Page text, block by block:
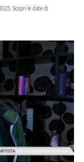
Scopri le date di